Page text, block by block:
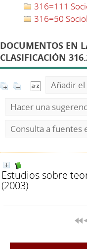
316=111
316=50
DOCUMENTOS EN
CLASIFICACIÓN
Añadir el
Hacer una
Consulta a fuentes
Estudios sobre
(2003)